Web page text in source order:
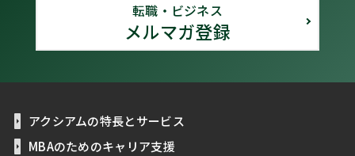
転職・ビジネス
メルマガ登録
アクシアムの特長とサービス
MBAのためのキャリア支援